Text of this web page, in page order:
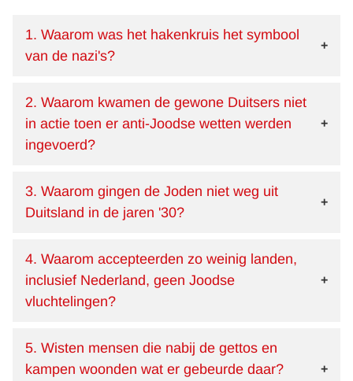
1. Waarom was het hakenkruis het symbool
van de nazi's?
2. Waarom kwamen de gewone Duitsers niet
in actie toen er anti-Joodse wetten werden
ingevoerd?
3. Waarom gingen de Joden niet weg uit
Duitsland in de jaren '30?
4. Waarom accepteerden zo weinig landen,
inclusief Nederland, geen Joodse
vluchtelingen?
5. Wisten mensen die nabij de gettos en
kampen woonden wat er gebeurde daar?